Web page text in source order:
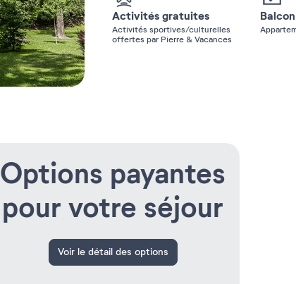
Activités gratuites
Activités sportives/culturelles
offertes par Pierre & Vacances
Balcon
Options payantes
pour votre séjour
Voir le détail des options